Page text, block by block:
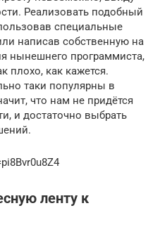
Реализовать подобный
специальные
написав собственную на
нынешнего программиста,
плохо, как кажется.
таки популярны в
что нам не придётся
и достаточно выбрать
ленту к